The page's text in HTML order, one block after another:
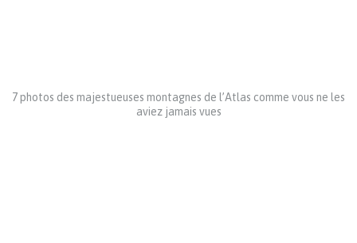
7 photos des majestueuses montagnes de l’Atlas comme vous ne les
aviez jamais vues